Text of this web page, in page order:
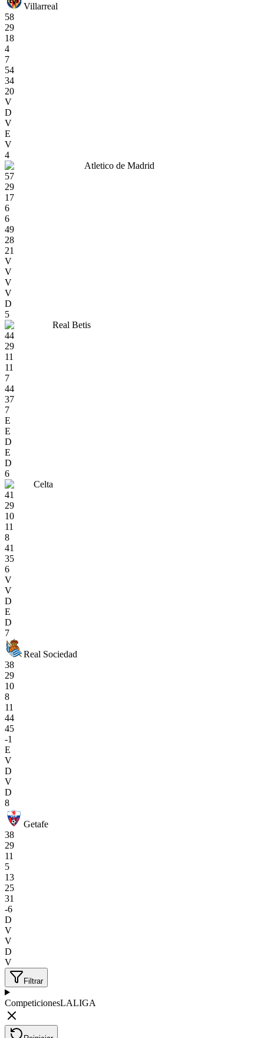
Villarreal
58
29
18
4
7
54
34
20
V
D
V
E
V
4
Atletico de Madrid
57
29
17
6
6
49
28
21
V
V
V
V
D
5
Real Betis
44
29
11
11
7
44
37
7
E
E
D
E
D
6
Celta
41
29
10
11
8
41
35
6
V
V
D
E
D
7
Real Sociedad
38
29
10
8
11
44
45
-1
E
V
D
V
D
8
Getafe
38
29
11
5
13
25
31
-6
D
V
V
D
V
Filtrar
CompeticionesLALIGA